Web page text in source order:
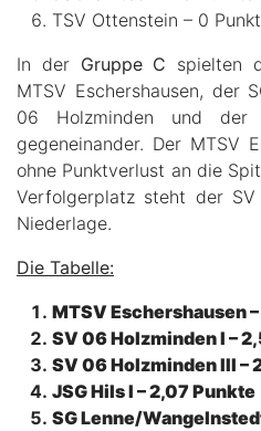
TSV Ottenstein – 0
In der Gruppe C spielten
MTSV Eschershausen, der
06 Holzminden und
gegeneinander. Der MTSV
ohne Punktverlust an die
Verfolgerplatz steht der
Niederlage.
Die Tabelle:
MTSV Eschershausen
SV 06 Holzminden I –
SV 06 Holzminden III –
JSG Hils I – 2,07 Punkte
SG Lenne/